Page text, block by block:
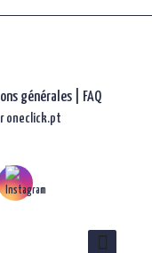
générales | FAQ
oneclick.pt